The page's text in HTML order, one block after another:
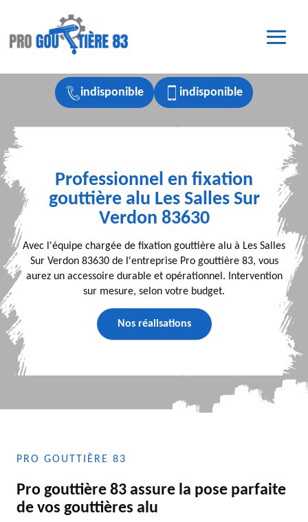
indisponible indisponible
Professionnel en fixation
gouttière alu Les Salles Sur
Verdon 83630
Avec l'équipe chargée de fixation gouttière alu à Les Salles
Sur Verdon 83630 de l'entreprise Pro gouttière 83, vous
aurez un accessoire durable et opérationnel. Intervention
sur mesure, selon votre budget.
Nos réalisations
PRO GOUTTIÈRE 83
Pro gouttière 83 assure la pose parfaite
de vos gouttières alu